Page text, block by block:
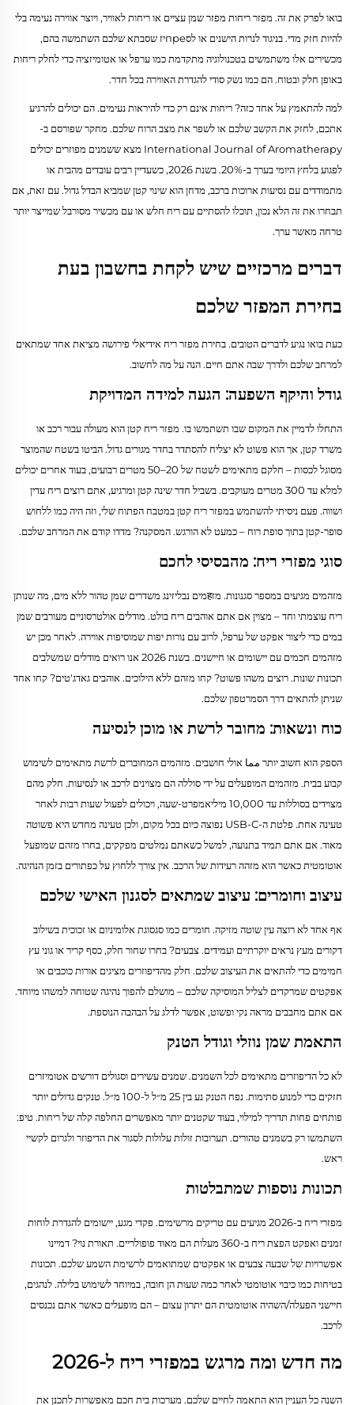
בואו לפרק את זה. מפזר ריחות מפזר שמן עציים או ריחות לאוויר, ויוצר אווירה נעימה בלי
להיות חזק מדי. בניגוד לנרות הישנים או לסпреיז שסבתא שלכם השתמשה בהם,
מכשירים אלו משתמשים בטכנולוגיה מתקדמת כמו ערפל או אטומיזציה כדי לחלק ריחות
באופן חלק ובטוח. הם כמו נשק סודי להגדרת האווירה בכל חדר.
למה להתאמץ על אחד כזה? ריחות אינם רק כדי להיראות נעימים. הם יכולים להרגיע
אתכם, לחזק את הקשב שלכם או לשפר את מצב הרוח שלכם. מחקר שפורסם ב-
International Journal of Aromatherapy מצא ששמנים מפוזרים יכולים
לפגוע בלחץ היומי בערך ב-20%. בשנת 2026, כשעדיין רבים עובדים מהבית או
מתמודדים עם נסיעות ארוכות ברכב, מדחן הוא שינוי קטן שמביא הבדל גדול. עם זאת, אם
תבחרו את זה הלא נכון, תוכלו להסתיים עם ריח חלש או עם מכשיר מסורבל שמייצר יותר
טרחה מאשר ערך.
דברים מרכזיים שיש לקחת בחשבון בעת
בחירת המפזר שלכם
כעת בואו נגיע לדברים הטובים. בחירת מפזר ריח אידיאלי פירושה מציאת אחד שמתאים
למרחב שלכם ולדרך שבה אתם חיים. הנה על מה לחשוב.
גודל והיקף השפעה: הגעה למידה המדויקת
התחלו לדמיין את המקום שבו תשתמשו בו. מפזר ריח קטן הוא מעולה עבור רכב או
משרד קטן, אך הוא פשוט לא יצליח להסתדר בחדר מגורים גדול. הביטו בשטח שהמוצר
מסוגל לכסות – חלקם מתאימים לשטח של 20–50 מטרים רבועים, בעוד אחרים יכולים
למלא עד 300 מטרים מעוקבים. בשביל חדר שינה קטן ומרגיע, אתם רוצים ריח עדין
ושווה. פעם ניסיתי להשתמש במפזר ריח קטן במטבח הפתוח שלי, וזה היה כמו ללחוש
סופר-קטן בתוך סופת רוח – כמעט לא הורגש. המסקנה? מדדו קודם את המרחב שלכם.
סוגי מפזרי ריח: מהבסיסי לחכם
מזהמים מגיעים במספר סגנונות. מזहמים נבליזינג משדרים שמן טהור ללא מים, מה שנותן
ריח עוצמתי וחד – מצוין אם אתם אוהבים ריח בולט. מודלים אולטרסוניים מעורבים שמן
במים כדי ליצור אפקט של ערפל, לרוב עם נורות יפות שמוסיפות אווירה. לאחר מכן יש
מזהמים חכמים עם יישומים או חיישנים. בשנת 2026 אנו רואים מודלים שמשלבים
תכונות שונות. רוצים משהו פשוט? קחו מזהם ללא הילוכים. אוהבים גאדג'טים? קחו אחד
שניתן להתאים דרך הסמרטפון שלכם.
כוח ונשאות: מחובר לרשת או מוכן לנסיעה
הספק הוא חשוב יותר مما אולי חושבים. מזהמים המחוברים לרשת מתאימים לשימוש
קבוע בבית. מזהמים המופעלים על ידי סוללה הם מצוינים לרכב או לנסיעות. חלק מהם
מצוידים בסוללות עד 10,000 מיליאמפרט-שעה, ויכולים לפעול שעות רבות לאחר
טעינה אחת. פלטת ה-USB-C נפוצה כיום בכל מקום, ולכן טעינה מחדש היא פשוטה
מאוד. אם אתם תמיד בתנועה, למשל כשאתם נמלטים מפקקים, בחרו מזהם שמופעל
אוטומטית כאשר הוא מזהה רעידות של הרכב. אין צורך ללחוץ על כפתורים בזמן הנהיגה.
עיצוב וחומרים: עיצוב שמתאים לסגנון האישי שלכם
אף אחד לא רוצה עין שוטה מזיקה. חומרים כמו סגסוגת אלומיניום או זכוכית בשילוב
דקורים מעץ נראים יוקרתיים ועמידים. צבעים? בחרו שחור חלק, כסף קריר או גוני עץ
חמימים כדי להתאים את העיצוב שלכם. חלק מהדיפוזרים מציגים אורות כוכבים או
אפקטים שמרקדים לצליל המוסיקה שלכם – מושלם להפוך נהיגה שטוחה למשהו מיוחד.
אם אתם מחבבים מראה נקי ופשוט, אפשר לדלג על הבהבה הנוספת.
התאמת שמן נוזלי וגודל הטנק
לא כל הדיפוזרים מתאימים לכל השמנים. שמנים עשירים וסגולים דורשים אטומיזרים
חזקים כדי למנוע סתימות. נפח הטנק נע בין 25 מ״ל ל-100 מ״ל. טנקים גדולים יותר
פותחים פחות תדריך למילוי, בעוד שקטנים יותר מאפשרים החלפה קלה של ריחות. טיפ:
השתמשו רק בשמנים טהורים. תערובות זולות עלולות לסגור את הדיפוזר ולגרום לקשיי
ראש.
תכונות נוספות שמתבלטות
מפזרי ריח ב-2026 מגיעים עם טריקים מרשימים. פקדי מגע, יישומים להגדרת לוחות
זמנים ואפקט הפצת ריח ב-360 מעלות הם מאוד פופולריים. תאורת נוי? דמיינו
אפשרויות של שבעה צבעים או אפקטים שמתואמים לרשימת השמע שלכם. תכונות
בטיחות כמו כיבוי אוטומטי לאחר כמה שעות הן חובה, במיוחד לשימוש בלילה. לנהגים,
חיישני הפעלה/השהיה אוטומטית הם יתרון עצום – הם מופעלים כאשר אתם נכנסים
לרכב.
מה חדש ומה מרגש במפזרי ריח ל-2026
השנה כל העניין הוא התאמה לחיים שלכם. מערכות בית חכם מאפשרות לתכנן את